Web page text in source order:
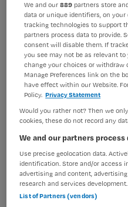
BRANCHE
Ziekenhuis
PLAATSINGSDATUM
29 april 2026
ERVARING
Starter
Vacature niet
Deze vacature
- parttime bij Catharina
Hieronder staan enkele
u wellicht interessant zijn.
We and our889 partners store
data or unique identifiers, on your
tracking technologies to support
partners process data to provide.
consent will disable them. If
you see may not be as relevant
change your choices or
Manage Preferences link on the
have effect within our Website.
Policy. Privacy Statement
Would you rather not? Then we
cookies, these do not record any
We and our partners
Use precise geolocation data.
identification. Store and/or access
advertising and content,
research and services development.
List of Partners (vendors)